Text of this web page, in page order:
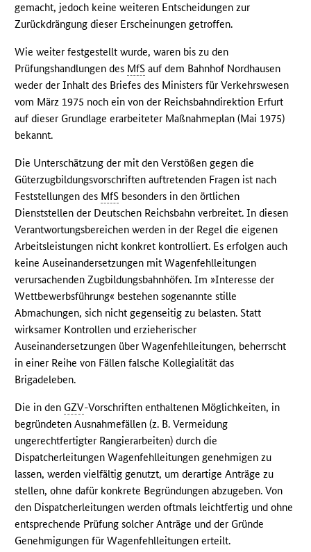
gemacht, jedoch keine weiteren Entscheidungen zur
Zurückdrängung dieser Erscheinungen getroffen.
Wie weiter festgestellt wurde, waren bis zu den
Prüfungshandlungen des MfS auf dem Bahnhof Nordhausen
weder der Inhalt des Briefes des Ministers für Verkehrswesen
vom März 1975 noch ein von der Reichsbahndirektion Erfurt
auf dieser Grundlage erarbeiteter Maßnahmeplan (Mai 1975)
bekannt.
Die Unterschätzung der mit den Verstößen gegen die
Güterzugbildungsvorschriften auftretenden Fragen ist nach
Feststellungen des MfS besonders in den örtlichen
Dienststellen der Deutschen Reichsbahn verbreitet. In diesen
Verantwortungsbereichen werden in der Regel die eigenen
Arbeitsleistungen nicht konkret kontrolliert. Es erfolgen auch
keine Auseinandersetzungen mit Wagenfehlleitungen
verursachenden Zugbildungsbahnhöfen. Im »Interesse der
Wettbewerbsführung« bestehen sogenannte stille
Abmachungen, sich nicht gegenseitig zu belasten. Statt
wirksamer Kontrollen und erzieherischer
Auseinandersetzungen über Wagenfehlleitungen, beherrscht
in einer Reihe von Fällen falsche Kollegialität das
Brigadeleben.
Die in den GZV-Vorschriften enthaltenen Möglichkeiten, in
begründeten Ausnahmefällen (z. B. Vermeidung
ungerechtfertigter Rangierarbeiten) durch die
Dispatcherleitungen Wagenfehlleitungen genehmigen zu
lassen, werden vielfältig genutzt, um derartige Anträge zu
stellen, ohne dafür konkrete Begründungen abzugeben. Von
den Dispatcherleitungen werden oftmals leichtfertig und ohne
entsprechende Prüfung solcher Anträge und der Gründe
Genehmigungen für Wagenfehlleitungen erteilt.